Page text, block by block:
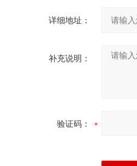
详细地址：
补充说明：
验证码：